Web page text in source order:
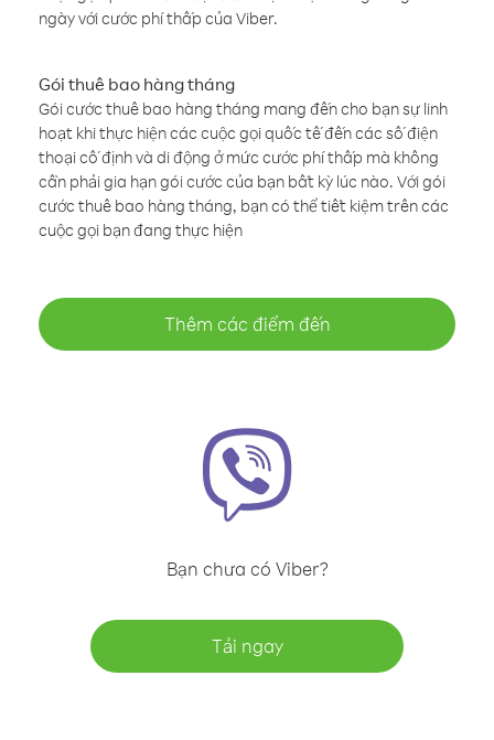
ngày với cước phí thấp của Viber.
Gói thuê bao hàng tháng
Gói cước thuê bao hàng tháng mang đến cho bạn sự linh
hoạt khi thực hiện các cuộc gọi quốc tế đến các số điện
thoại cố định và di động ở mức cước phí thấp mà không
cần phải gia hạn gói cước của bạn bất kỳ lúc nào. Với gói
cước thuê bao hàng tháng, bạn có thể tiết kiệm trên các
cuộc gọi bạn đang thực hiện
Thêm các điểm đến
Bạn chưa có Viber?
Tải ngay